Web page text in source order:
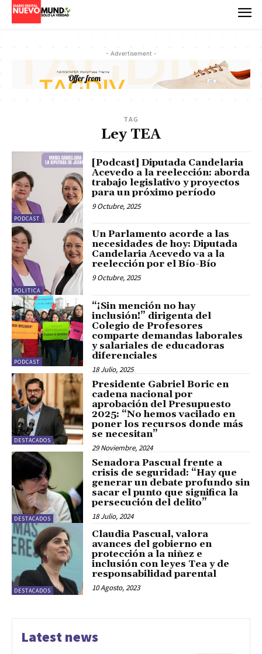
- Advertisement -
TAG
Ley TEA
PODCAST
[Podcast] Diputada Candelaria
Acevedo a la reelección: aborda
trabajo legislativo y proyectos
para un próximo período
9 Octubre, 2025
POLITICA
Un Parlamento acorde a las
necesidades de hoy: Diputada
Candelaria Acevedo va a la
reelección por el Bío-Bío
9 Octubre, 2025
PODCAST
“¡Sin mención no hay
inclusión!” dirigenta del
Colegio de Profesores
comparte demandas laborales
y salariales de educadoras
diferenciales
18 Julio, 2025
DESTACADOS
Presidente Gabriel Boric en
cadena nacional por
aprobación del Presupuesto
2025: “No hemos vacilado en
poner los recursos donde más
se necesitan”
29 Noviembre, 2024
DESTACADOS
Senadora Pascual frente a
crisis de seguridad: “Hay que
generar un debate profundo sin
sacar el punto que significa la
persecución del delito”
18 Julio, 2024
DESTACADOS
Claudia Pascual, valora
avances del gobierno en
protección a la niñez e
inclusión con leyes Tea y de
responsabilidad parental
10 Agosto, 2023
Latest news